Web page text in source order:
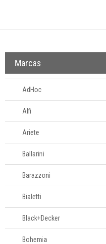
Cozi-vapor
Cuscuzeiras
Espagueteiras
Fervedores
Frigideiras e grills
Jogos de panelas
Panelas avulsas
Panelas de
pressão
Panelas wok
Panquequeiras
Pipoqueiras
Rechaud
Marcas
AdHoc
Alfi
Ariete
Ballarini
Barazzoni
Bialetti
Black+Decker
Bohemia